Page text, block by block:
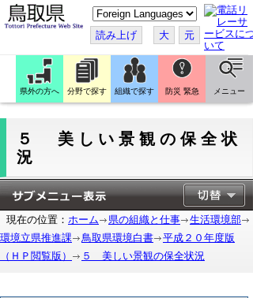
こ
の
ペ
ー
ジ
翻
訳
す
読み上げ 大 元
県外の方へ 分野で探す 組織で探す 防災 緊急 メニュー
５ 美しい景観の保全状
況
現在の位置： ホーム 県の組織と仕事
生活環境部
環境立県推進課
鳥取県環境白書
平成２０年度版
（ＨＰ閲覧版）
５ 美しい景観の保全状況